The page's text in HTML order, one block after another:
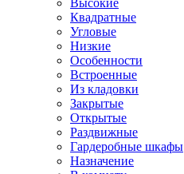
Высокие
Квадратные
Угловые
Низкие
Особенности
Встроенные
Из кладовки
Закрытые
Открытые
Раздвижные
Гардеробные шкафы
Назначение